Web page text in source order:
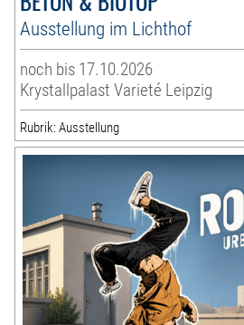
Ausstellung im Lichthof
noch bis 17.10.2026
Krystallpalast Varieté Leipzig
Rubrik: Ausstellung